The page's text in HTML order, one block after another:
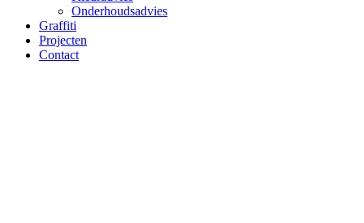
Onderhoudsadvies
Graffiti
Projecten
Contact